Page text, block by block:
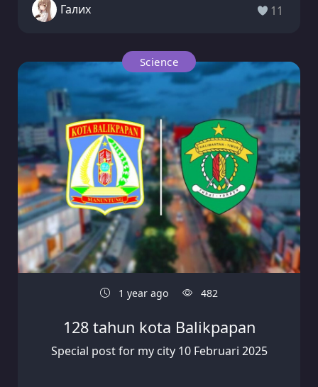
Галих 11
Science
1 year ago 482
128 tahun kota Balikpapan
Special post for my city 10 Februari 2025